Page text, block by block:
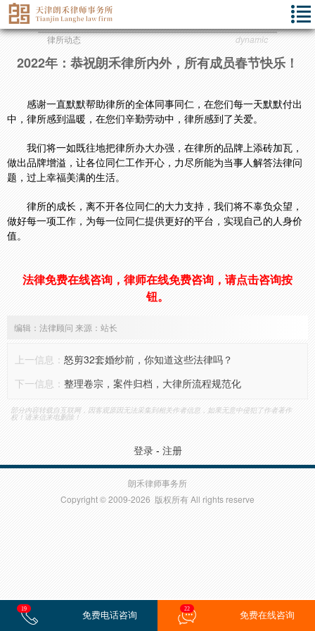
律所动态 dynamic
2022年：恭祝朗禾律所内外，所有成员春节快乐！
感谢一直默默帮助律所的全体同事同仁，在您们每一天默默付出
中，律所感到温暖，在您们辛勤劳动中，律所感到了关爱。
我们将一如既往地把律所办大办强，在律所的品牌上添砖加瓦，
做出品牌增溢，让各位同仁工作开心，力尽所能为当事人解答法律问
题，过上幸福美满的生活。
律所的成长，离不开各位同仁的大力支持，我们将不辜负众望，
做好每一项工作，为每一位同仁提供更好的平台，实现自己的人身价
值。
法律免费在线咨询，律师在线免费咨询，请点击咨询按
钮。
编辑：法律顾问 来源：站长
上一信息： 怒剪32套婚纱前，你知道这些法律吗？
下一信息： 整理卷宗，案件归档，大律所流程规范化
部分内容转载自互联网，因客观原因无法采集到相关作者信息，如果无意中侵犯了作者著作
权！请来信来电删除！
登录- 注册
朗禾律师事务所
Copyright © 2009-2026 版权所有 All rights reserve
免费电话咨询
19
免费在线咨询
22